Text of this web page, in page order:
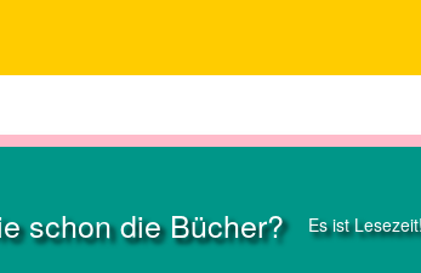
schon die Bücher? Es ist